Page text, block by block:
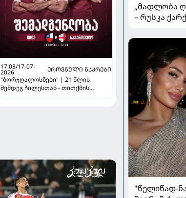
17:03/17-07-
2026
ᲔᲠᲝᲕᲜᲣᲚᲘ ᲜᲐᲙᲠᲔᲑᲘ
"ბორჯღალოსნები" | 21 წლის
შემდეგ ჩილესთან - თითქმის
„მადლობა
– რუსკა
"წელიწად-